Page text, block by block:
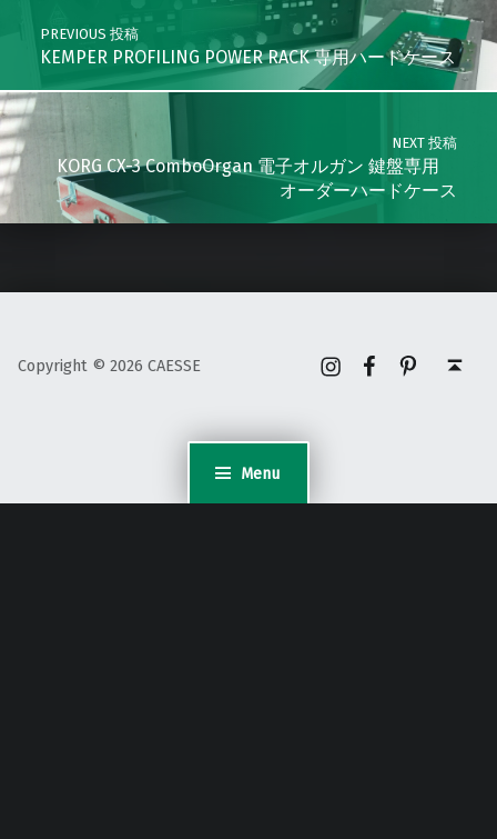
Menu
PREVIOUS 投稿
KEMPER PROFILING POWER RACK 専用ハードケース
NEXT 投稿
KORG CX-3 ComboOrgan 電子オルガン 鍵盤専用
オーダーハードケース
Copyright © 2026 CAESSE